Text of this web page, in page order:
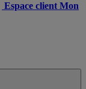
Espace client Mon